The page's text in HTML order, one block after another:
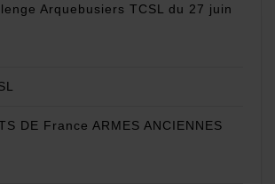
Arquebusiers TCSL du 27 juin
DE France ARMES ANCIENNES